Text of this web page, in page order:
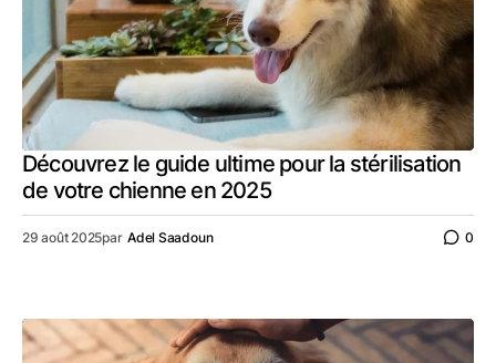
Découvrez le guide ultime pour la stérilisation
de votre chienne en 2025
29 août 2025par Adel Saadoun 0